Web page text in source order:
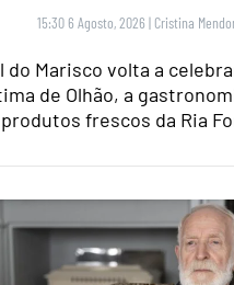
15:30 6 Agosto, 2026 | Cristina
do Marisco volta a
de Olhão, a
produtos frescos da Ria